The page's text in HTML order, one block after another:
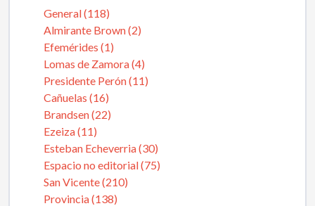
General (118)
Almirante Brown (2)
Efemérides (1)
Lomas de Zamora (4)
Presidente Perón (11)
Cañuelas (16)
Brandsen (22)
Ezeiza (11)
Esteban Echeverria (30)
Espacio no editorial (75)
San Vicente (210)
Provincia (138)